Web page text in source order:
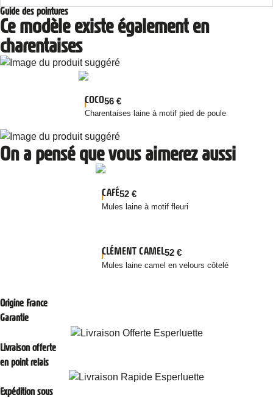
Guide des pointures
Ce modèle existe également en
charentaises
COCO56 €
Charentaises laine à motif pied de poule
On a pensé que vous aimerez aussi
CAFÉ52 €
Mules laine à motif fleuri
CLÉMENT CAMEL52 €
Mules laine camel en velours côtelé
Origine France
Garantie
Livraison offerte
en point relais
Expédition sous